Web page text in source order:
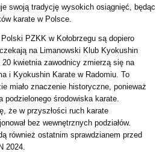
swoją tradycję wysokich osiągnięć, będąc
karate w Polsce.
PZKK w Kołobrzegu są dopiero
na Limanowski Klub Kyokushin
20 kwietnia zawodnicy zmierzą się na
i Kyokushin Karate w Radomiu. To
miało znaczenie historyczne, ponieważ
środowiska karate.
że w przyszłości ruch karate
bez wewnętrznych podziałów.
również ostatnim sprawdzianem przed
2024.